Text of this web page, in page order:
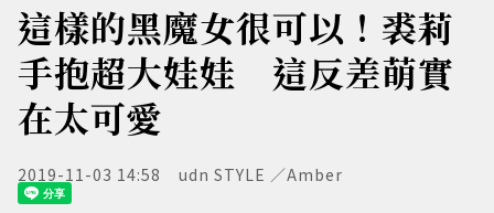
這樣的黑魔女很可以！裘莉
手抱超大娃娃 這反差萌實
在太可愛
2019-11-03 14:58 udn STYLE ／Amber